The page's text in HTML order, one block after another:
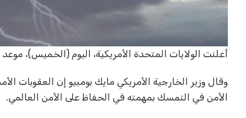
أعلنت الولايات المتحدة الأمريكية، اليوم (الخميس)،
الأمن في التمسك بمهمته في الحفاظ على الأمن العالمي.